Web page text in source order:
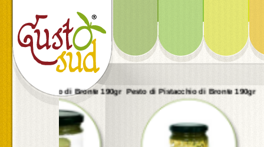
Pesto di Pistacchio di Bronte 190gr Crema di Tonno e Carciofi 180gr